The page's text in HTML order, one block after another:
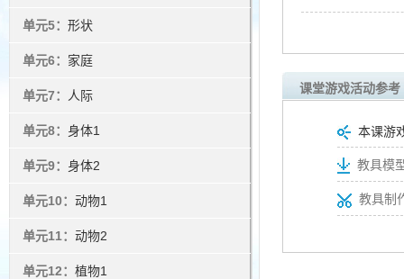
单元5： 形状
单元6： 家庭
单元7： 人际
单元8： 身体1
单元9： 身体2
单元10： 动物1
单元11： 动物2
单元12： 植物1
课堂游戏活动参考
本课游
教具模
教具制